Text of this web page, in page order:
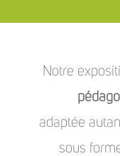
Notre
adaptée
sous